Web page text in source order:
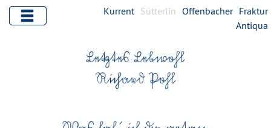
Kurrent Sütterlin Offenbacher Fraktur
Antiqua